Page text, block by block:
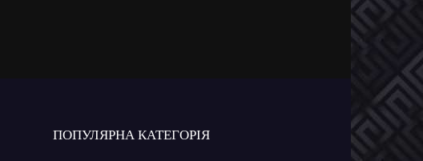
ПОПУЛЯРНА КАТЕГОРІЯ